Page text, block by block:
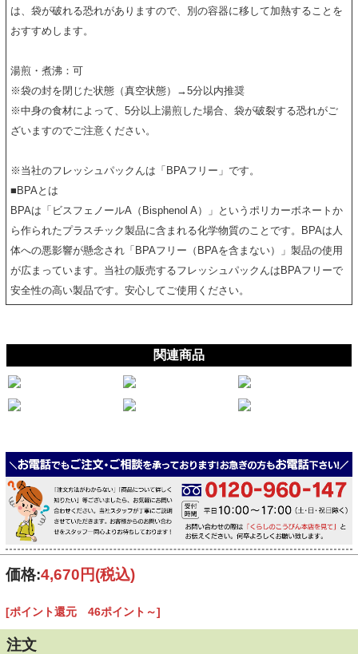
は、袋が破れる恐れがありますので、別の容器に移して加熱することを
おすすめします。
湯煎・煮沸：可
※袋の封を閉じた状態（真空状態）→5分以内推奨
※中身の食材によって、5分以上湯煎した場合、袋が破裂する恐れがご
ざいますのでご注意ください。
※当社のフレッシュパックんは「BPAフリー」です。
■BPAとは
BPAは「ビスフェノールA（Bisphenol A）」というポリカーボネートか
ら作られたプラスチック製品に含まれる化学物質のことです。BPAは人
体への悪影響が懸念され「BPAフリー（BPAを含まない）」製品の使用
が広まっています。当社の販売するフレッシュパックんはBPAフリーで
安全性の高い製品です。安心してご使用ください。
関連商品
価格:4,670円(税込)
[ポイント還元 46ポイント～]
注文